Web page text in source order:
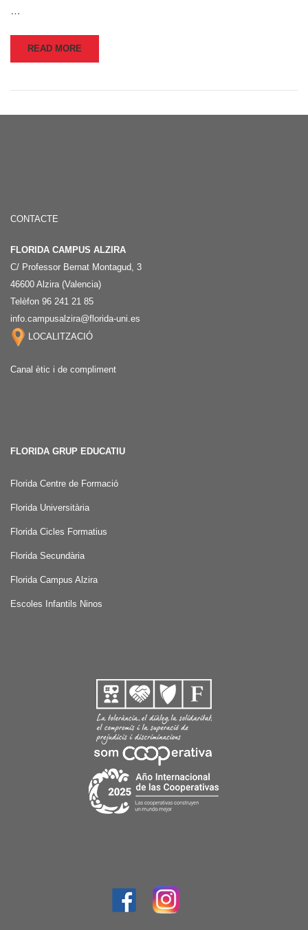
…
READ MORE
CONTACTE
FLORIDA CAMPUS ALZIRA
C/ Professor Bernat Montagud, 3
46600 Alzira (Valencia)
Telèfon 96 241 21 85
info.campusalzira@florida-uni.es
LOCALITZACIÓ
Canal ètic i de compliment
FLORIDA GRUP EDUCATIU
Florida Centre de Formació
Florida Universitària
Florida Cicles Formatius
Florida Secundària
Florida Campus Alzira
Escoles Infantils Ninos